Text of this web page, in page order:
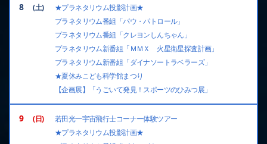
8
★プラネタリウム投影計画★
プラネタリウム番組「パウ・パトロール」
プラネタリウム番組「クレヨンしんちゃん」
プラネタリウム新番組「ＭＭＸ 火星衛星探査計画」
プラネタリウム新番組「ダイナソートラベラーズ」
★夏休みこども科学館まつり
【企画展】「うごいて発見！スポーツのひみつ展」
9
若田光一宇宙飛行士コーナー体験ツアー
★プラネタリウム投影計画★